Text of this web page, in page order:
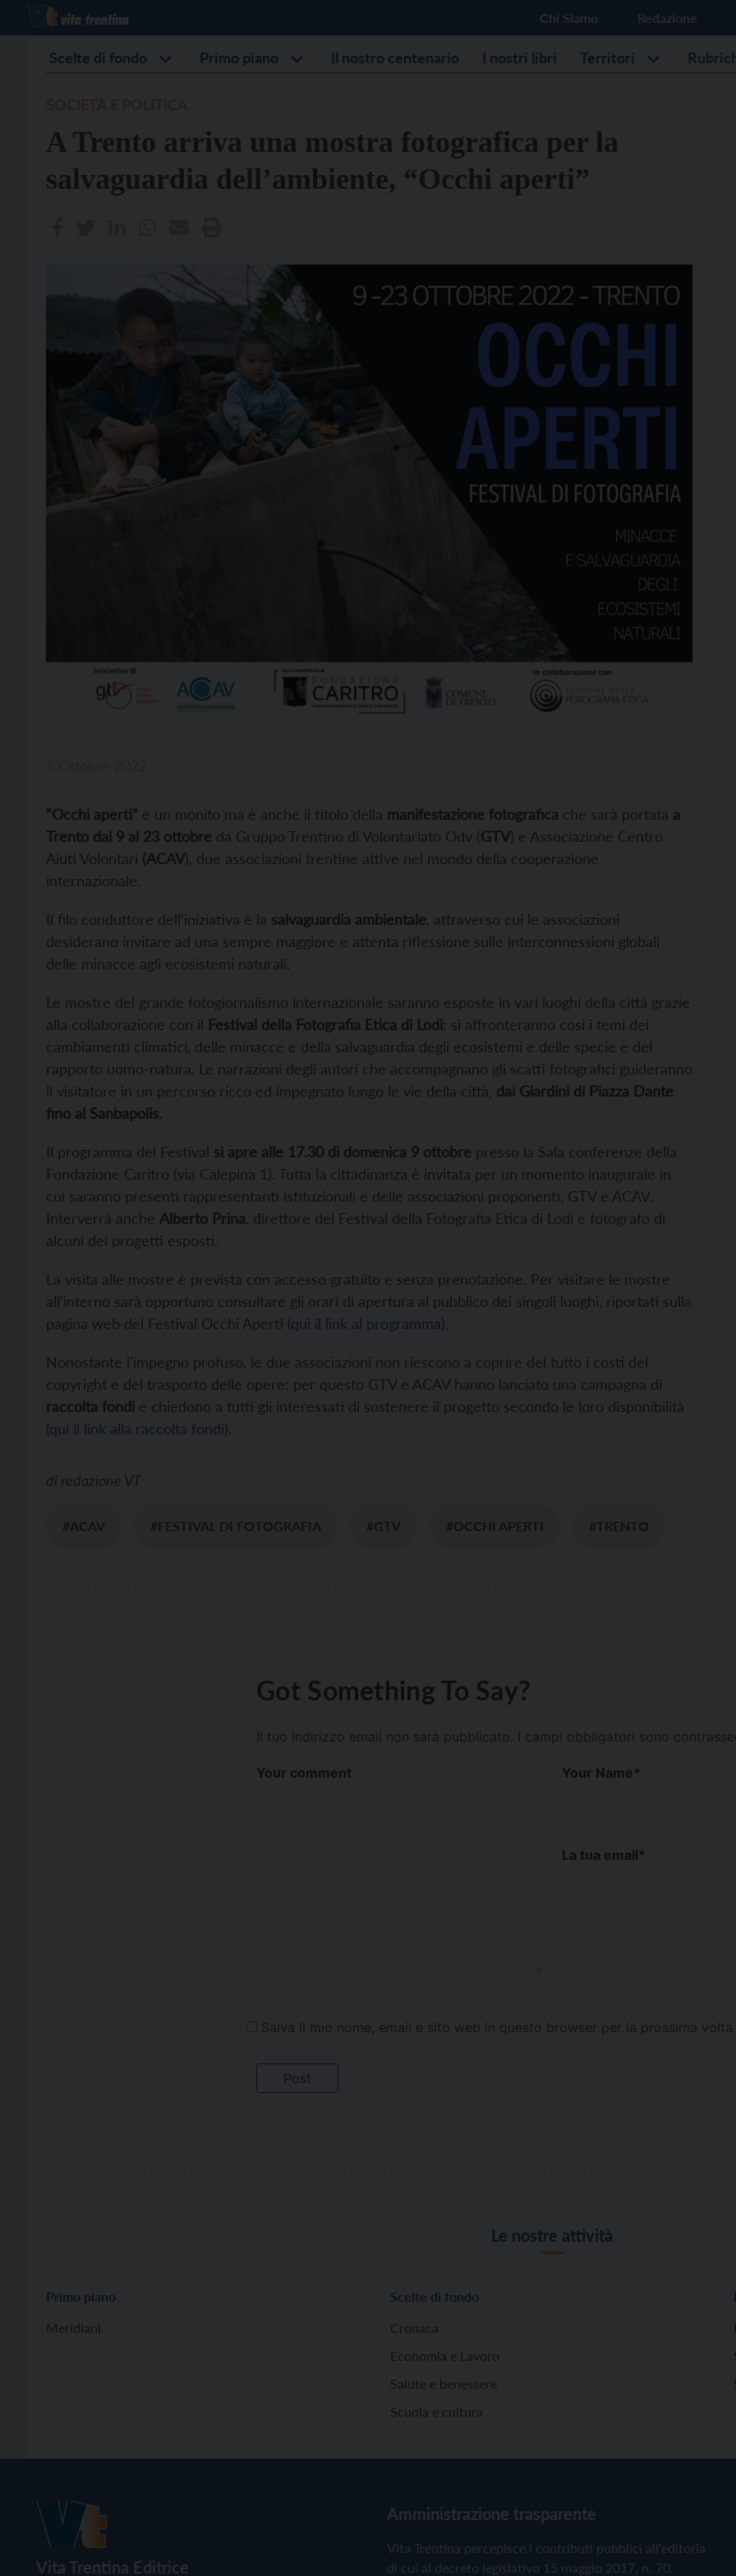
Chi Siamo Redazione
Scelte di fondo Primo piano Il nostro centenario I nostri libri Territori
A Trento arriva una mostra fotografica per la
salvaguardia dell’ambiente, “Occhi aperti”
“Occhi aperti” è un monito ma è anche il titolo della manifestazione fotografica che sarà portata a
Trento dal 9 al 23 ottobre da Gruppo Trentino di Volontariato Odv (GTV) e Associazione Centro
Aiuti Volontari (ACAV), due associazioni trentine attive nel mondo della cooperazione
internazionale.
Il filo conduttore dell’iniziativa è la salvaguardia ambientale , attraverso cui le associazioni
desiderano invitare ad una sempre maggiore e attenta riflessione sulle interconnessioni globali
delle minacce agli ecosistemi naturali.
Le mostre del grande fotogiornalismo internazionale saranno esposte in vari luoghi della città grazie
alla collaborazione con il Festival della Fotografia Etica di Lodi: si affronteranno così i temi dei
cambiamenti climatici, delle minacce e della salvaguardia degli ecosistemi e delle specie e del
rapporto uomo-natura. Le narrazioni degli autori che accompagnano gli scatti fotografici guideranno
il visitatore in un percorso ricco ed impegnato lungo le vie della città, dai Giardini di Piazza Dante
fino al Sanbapolis.
Il programma del Festival si apre alle 17.30 di domenica 9 ottobre presso la Sala conferenze della
Fondazione Caritro (via Calepina 1). Tutta la cittadinanza è invitata per un momento inaugurale in
cui saranno presenti rappresentanti istituzionali e delle associazioni proponenti, GTV e ACAV.
Interverrà anche Alberto Prina , direttore del Festival della Fotografia Etica di Lodi e fotografo di
alcuni dei progetti esposti.
La visita alle mostre è prevista con accesso gratuito e senza prenotazione. Per visitare le mostre
all’interno sarà opportuno consultare gli orari di apertura al pubblico dei singoli luoghi, riportati sulla
pagina web del Festival Occhi Aperti (qui il link al programma).
Nonostante l’impegno profuso, le due associazioni non riescono a coprire del tutto i costi del
copyright e del trasporto delle opere: per questo GTV e ACAV hanno lanciato una campagna di
raccolta fondi e chiedono a tutti gli interessati di sostenere il progetto secondo le loro disponibilità
(qui il link alla raccolta fondi).
di redazione VT
#ACAV #FESTIVAL DI FOTOGRAFIA #GTV #OCCHI APERTI #TRENTO
Got Something To Say?
Il tuo indirizzo email non sarà pubblicato. I campi obbligatori sono
Your comment Your Name*
La tua email*
Salva il mio nome, email e sito web in questo browser per la prossima
Le nostre attività
Primo piano
Meridiani
Scelte di fondo
Cronaca
Economia e Lavoro
Salute e benessere
Scuola e cultura
Vita Trentina Editrice
Amministrazione trasparente
Vita Trentina percepisce i contributi pubblici all'editoria
di cui al decreto legislativo 15 maggio 2017, n. 70.